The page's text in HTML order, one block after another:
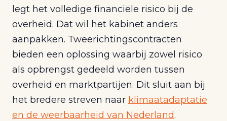
legt het volledige financiële risico bij de
overheid. Dat wil het kabinet anders
aanpakken. Tweerichtingscontracten
bieden een oplossing waarbij zowel risico
als opbrengst gedeeld worden tussen
overheid en marktpartijen. Dit sluit aan bij
het bredere streven naar klimaatadaptatie
en de weerbaarheid van Nederland.